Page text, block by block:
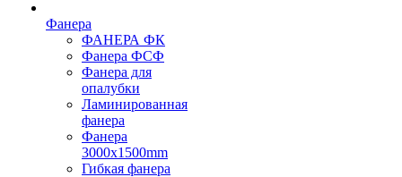
Фанера
ФАНЕРА ФК
Фанера ФСФ
Фанера для
опалубки
Ламинированная
фанера
Фанера
3000х1500mm
Гибкая фанера